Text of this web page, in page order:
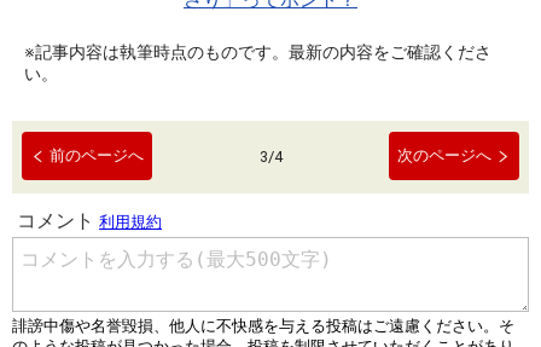
※記事内容は執筆時点のものです。最新の内容をご確認くださ
い。
前のページへ 3/4 次のページへ